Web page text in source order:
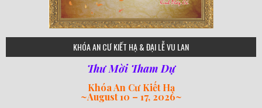
75
KHÓA AN CƯ KIẾT HẠ & ĐẠI LỄ VU LAN
Thư Mời Tham Dự
Khóa An Cư Kiết Hạ
~August 10 – 17, 2026~